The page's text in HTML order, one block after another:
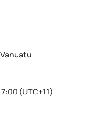
(UTC+11)